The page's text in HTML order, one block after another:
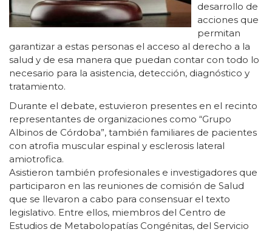
desarrollo de
acciones que
permitan
garantizar a estas personas el acceso al derecho a la
salud y de esa manera que puedan contar con todo lo
necesario para la asistencia, detección, diagnóstico y
tratamiento.
Durante el debate, estuvieron presentes en el recinto
representantes de organizaciones como “Grupo
Albinos de Córdoba”, también familiares de pacientes
con atrofia muscular espinal y esclerosis lateral
amiotrofica.
Asistieron también profesionales e investigadores que
participaron en las reuniones de comisión de Salud
que se llevaron a cabo para consensuar el texto
legislativo. Entre ellos, miembros del Centro de
Estudios de Metabolopatías Congénitas, del Servicio